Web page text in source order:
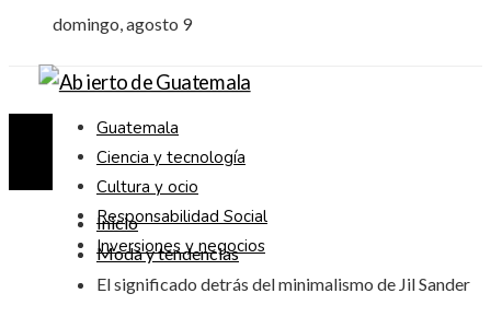
domingo, agosto 9
Guatemala
Ciencia y tecnología
Cultura y ocio
Responsabilidad Social
Inversiones y negocios
Inicio
Moda y tendencias
El significado detrás del minimalismo de Jil Sander